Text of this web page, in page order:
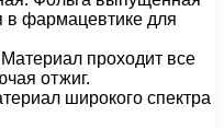
в фармацевтике для
проходит все
отжиг.
широкого спектра